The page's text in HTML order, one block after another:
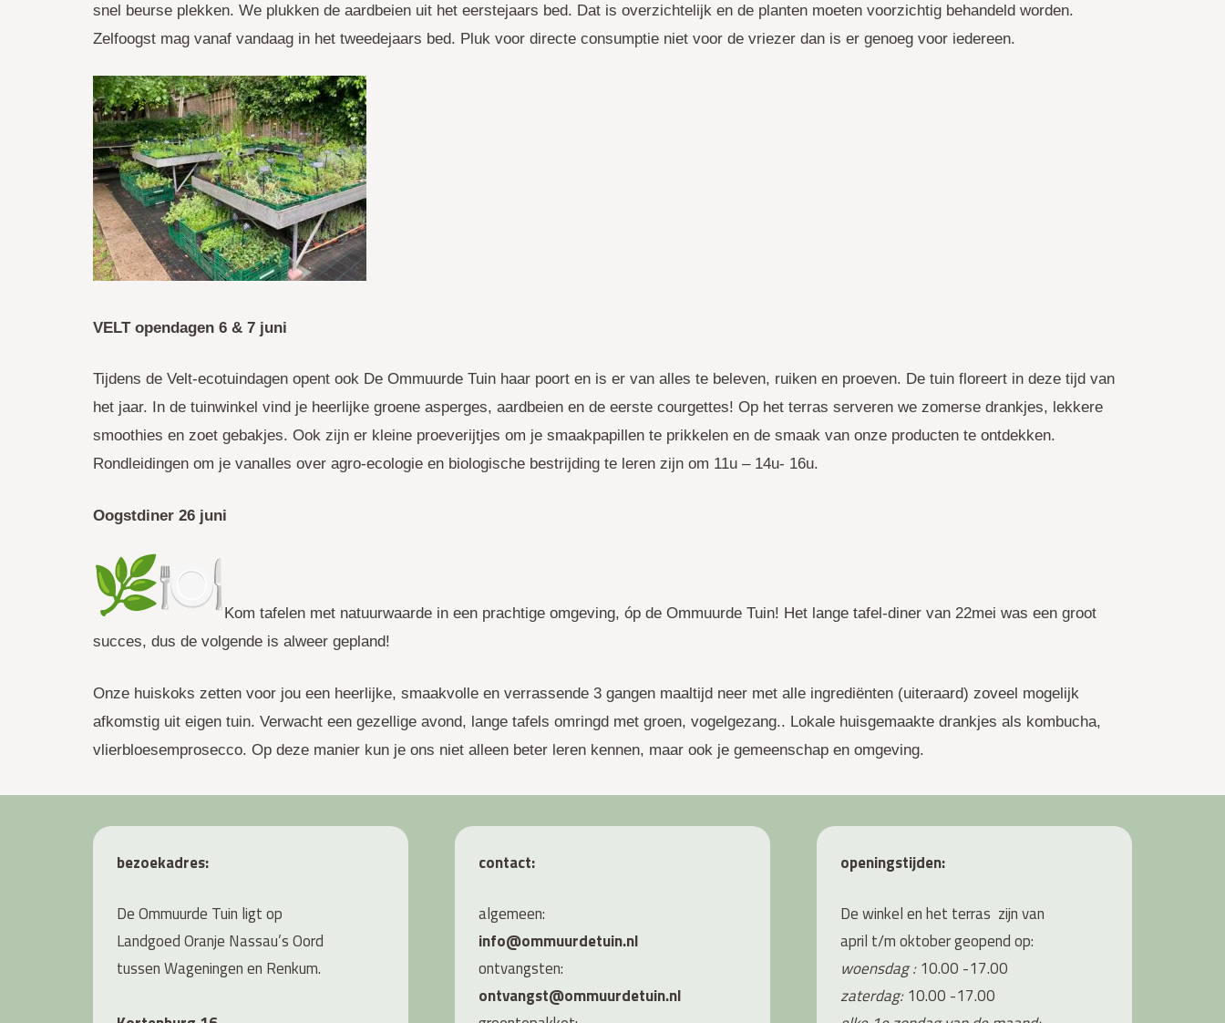
snel beurse plekken. We plukken de aardbeien uit het eerstejaars bed. Dat is overzichtelijk en de planten moeten voorzichtig behandeld worden.
Zelfoogst mag vanaf vandaag in het tweedejaars bed. Pluk voor directe consumptie niet voor de vriezer dan is er genoeg voor iedereen.
VELT opendagen 6 & 7 juni
Tijdens de Velt-ecotuindagen opent ook De Ommuurde Tuin haar poort en is er van alles te beleven, ruiken en proeven. De tuin floreert in deze tijd van
het jaar. In de tuinwinkel vind je heerlijke groene asperges, aardbeien en de eerste courgettes! Op het terras serveren we zomerse drankjes, lekkere
smoothies en zoet gebakjes. Ook zijn er kleine proeverijtjes om je smaakpapillen te prikkelen en de smaak van onze producten te ontdekken.
Rondleidingen om je vanalles over agro-ecologie en biologische bestrijding te leren zijn om 11u – 14u- 16u.
Oogstdiner 26 juni
Kom tafelen met natuurwaarde in een prachtige omgeving, óp de Ommuurde Tuin! Het lange tafel-diner van 22mei was een groot
succes, dus de volgende is alweer gepland!
Onze huiskoks zetten voor jou een heerlijke, smaakvolle en verrassende 3 gangen maaltijd neer met alle ingrediënten (uiteraard) zoveel mogelijk
afkomstig uit eigen tuin. Verwacht een gezellige avond, lange tafels omringd met groen, vogelgezang.. Lokale huisgemaakte drankjes als kombucha,
vlierbloesemprosecco. Op deze manier kun je ons niet alleen beter leren kennen, maar ook je gemeenschap en omgeving.
bezoekadres:
De Ommuurde Tuin ligt op
Landgoed Oranje Nassau’s Oord
tussen Wageningen en Renkum.
contact:
algemeen:
info@ommuurdetuin.nl
ontvangsten:
ontvangst@ommuurdetuin.nl
openingstijden:
De winkel en het terras zijn van
april t/m oktober geopend op:
woensdag :10.00 -17.00
zaterdag: 10.00 -17.00